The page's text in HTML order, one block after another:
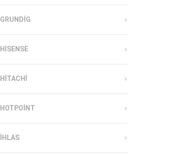
GRUNDIG
HISENSE
HITACHI
HOTPOINT
IHLAS